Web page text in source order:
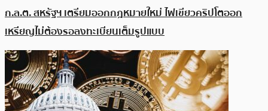
ก.ล.ต. สหรัฐฯ เตรียมออกกฎหมายใหม่ ไฟเขียวคริปโตออก
เหรียญไม่ต้องรอลงทะเบียนเต็มรูปแบบ